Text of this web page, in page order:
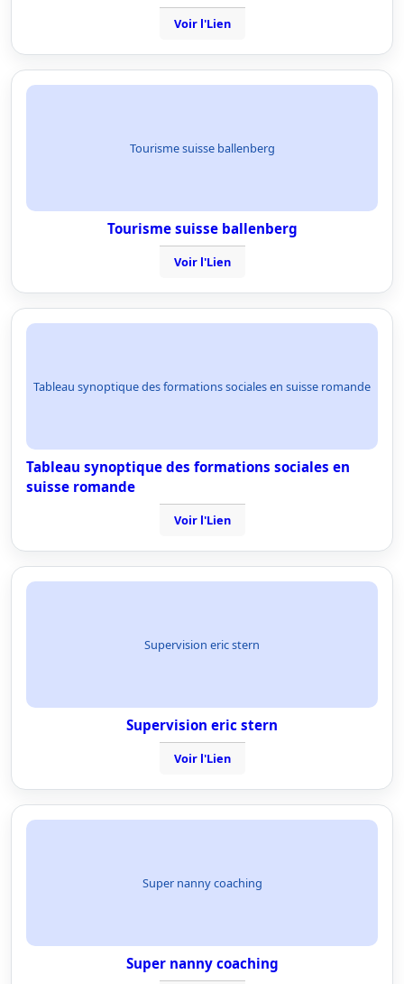
Voir l'Lien
Tourisme suisse ballenberg
Tourisme suisse ballenberg
Voir l'Lien
Tableau synoptique des formations sociales en suisse romande
Tableau synoptique des formations sociales en
suisse romande
Voir l'Lien
Supervision eric stern
Supervision eric stern
Voir l'Lien
Super nanny coaching
Super nanny coaching